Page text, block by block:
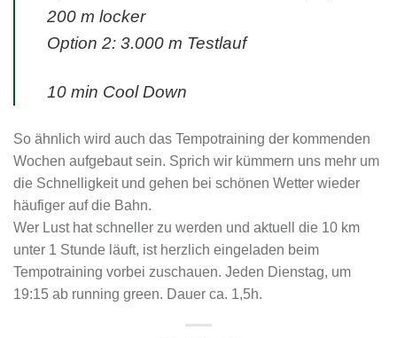
200 m locker
Option 2: 3.000 m Testlauf
10 min Cool Down
So ähnlich wird auch das Tempotraining der kommenden
Wochen aufgebaut sein. Sprich wir kümmern uns mehr um
die Schnelligkeit und gehen bei schönen Wetter wieder
häufiger auf die Bahn.
Wer Lust hat schneller zu werden und aktuell die 10 km
unter 1 Stunde läuft, ist herzlich eingeladen beim
Tempotraining vorbei zuschauen. Jeden Dienstag, um
19:15 ab running green. Dauer ca. 1,5h.